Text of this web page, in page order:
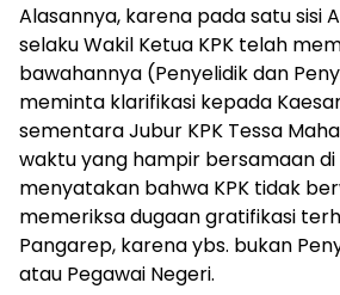
Alasannya, karena pada satu sisi
selaku Wakil Ketua KPK telah
bawahannya (Penyelidik dan
meminta klarifikasi kepada
sementara Jubur KPK Tessa
waktu yang hampir bersamaan di
menyatakan bahwa KPK tidak
memeriksa dugaan gratifikasi
Pangarep, karena ybs. bukan
atau Pegawai Negeri.